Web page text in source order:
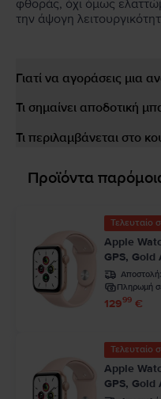
φθοράς, όχι όμως
την άψογη
Γιατί να αγοράσεις μια
Τι σημαίνει αποδοτική
Τι περιλαμβάνεται στο
Προϊόντα
Τελευταίο
Apple
GPS,
Αποστολή:
Πληρωμή
12999 €
Τελευταίο
Apple
GPS,